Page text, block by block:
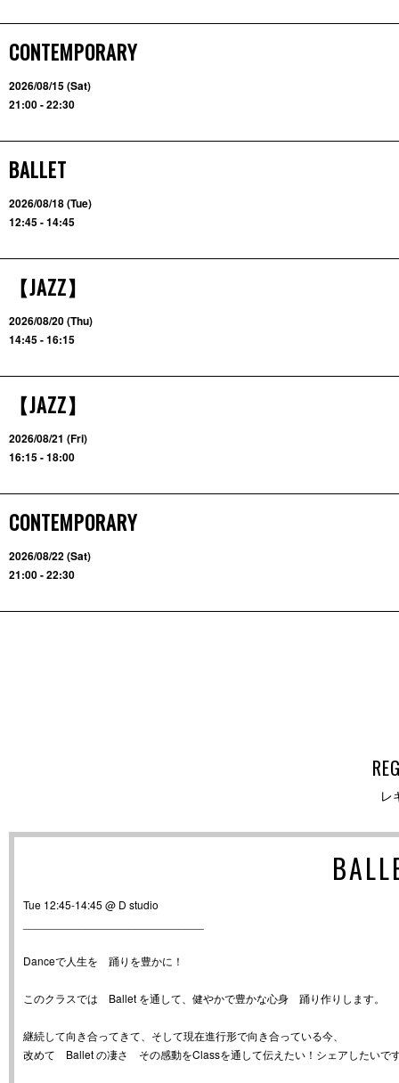
CONTEMPORARY
2026/08/15 (Sat)
21:00 - 22:30
BALLET
2026/08/18 (Tue)
12:45 - 14:45
【JAZZ】
2026/08/20 (Thu)
14:45 - 16:15
【JAZZ】
2026/08/21 (Fri)
16:15 - 18:00
CONTEMPORARY
2026/08/22 (Sat)
21:00 - 22:30
レ
Tue 12:45-14:45 @ D studio
Danceで人生を 踊りを豊かに！
このクラスでは Ballet を通して、健やかで豊かな心身 踊り作りします。
継続して向き合ってきて、そして現在進行形で向き合っている今、
改めて Ballet の凄さ その感動をClassを通して伝えたい！シェアしたいで